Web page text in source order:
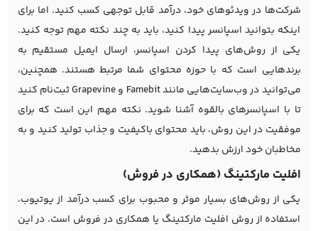
شرکت‌ها در ویدئوهای خود، درآمد قابل توجهی کسب کنید. اما برای
اینکه بتوانید اسپانسر پیدا کنید، باید به چند نکته مهم توجه کنید.
یکی از روش‌های پیدا کردن اسپانسر، ارسال ایمیل مستقیم به
برندهایی است که با حوزه محتوای شما مرتبط هستند. همچنین،
می‌توانید در وب‌سایت‌هایی مانند Famebit و Grapevine ثبت‌نام کنید
تا با اسپانسرهای بالقوه آشنا شوید. نکته مهم این است که برای
موفقیت در این روش، باید محتوای باکیفیت و جذاب تولید کنید و به
مخاطبان خود ارزش بدهید.
افلیت مارکتینگ (همکاری در فروش)
یکی از روش‌های بسیار موثر و محبوب برای کسب درآمد از یوتیوب،
استفاده از روش افلیت مارکتینگ یا همکاری در فروش است. در این